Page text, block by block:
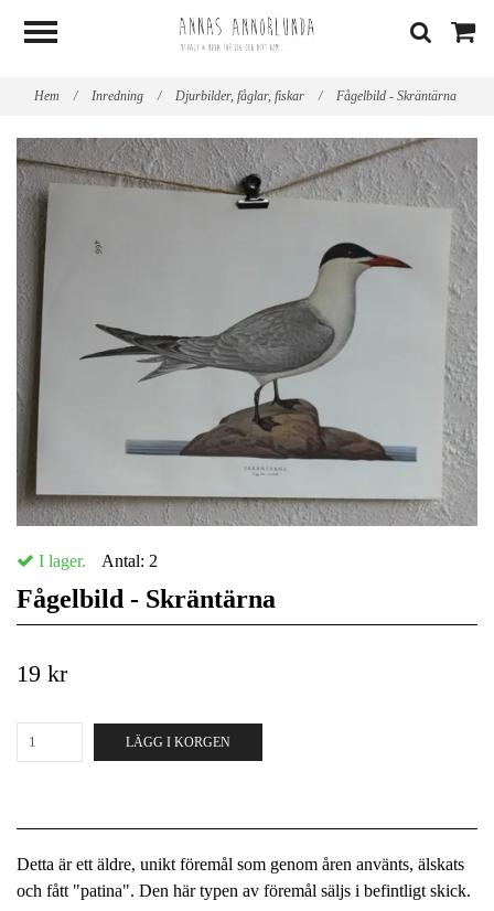
Hem / Inredning / Djurbilder, fåglar, fiskar / Fågelbild - Skräntärna
I lager. Antal: 2
Fågelbild - Skräntärna
19 kr
LÄGG I KORGEN
Detta är ett äldre, unikt föremål som genom åren använts, älskats
och fått "patina". Den här typen av föremål säljs i befintligt skick.